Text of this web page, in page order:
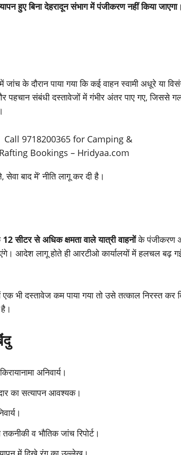
हुए बिना देहरादून संभाग में पंजीकरण नहीं किया जाएगा
के दौरान पाया गया कि कई वाहन स्वामी अधूरे या
संबंधी दस्तावेजों में गंभीर अंतर पाए गए, जिससे
बाद में’ नीति लागू कर दी है।
12 सीटर से अधिक क्षमता वाले यात्री वाहनोंके पंजीकरण
आदेश लागू होते ही आरटीओ कार्यालयों में हलचल बढ़
भी दस्तावेज कम पाया गया तो उसे तत्काल निरस्त कर
अनिवार्य।
का सत्यापन आवश्यक।
व भौतिक जांच रिपोर्ट।